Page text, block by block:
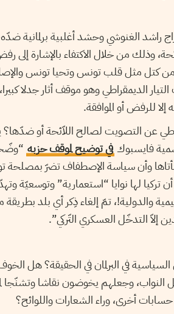
راشد الغنوشي وحشد أغلبية برلمانية
وذلك من خلال الاكتفاء بالإشارة
من كتل مثل قلب تونس وتحيا تونس
الديمقراطي وهو موقف أثار جدلا
للرفض أو الموافقة.
عن التصويت لصالح اللاّئحة أو
فايسبوك في توضيح لموقف حزبه
مأتاها وأن سياسة الإصطفاف تضرّ
أن تركيا لها نوايا “استعمارية” وتوسعيّة
والدولية!، تمّ إلغاء ذِكر أي بلد
إلاّ التدخّل العسكري التّركي”.
في البرلمان في الحقيقة؟ هل
النواب، وجعلهم يخوضون نقاشا
أخرى، وراء الشعارات واللوائح؟